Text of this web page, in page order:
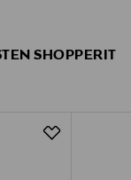
SHOPPERIT